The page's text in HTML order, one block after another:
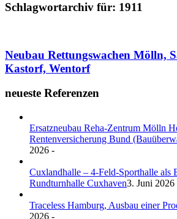
Schlagwortarchiv für: 1911
Neubau Rettungswachen Mölln,
Kastorf, Wentorf
neueste Referenzen
Ersatzneubau Reha-Zentrum Mölln
Rentenversicherung Bund
2026 -
Cuxlandhalle – 4-Feld-Sporthalle als
Rundturnhalle Cuxhaven3. Juni 2026
Traceless Hamburg, Ausbau einer
2026 -